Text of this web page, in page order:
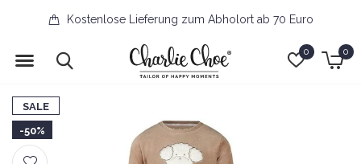
0 0
Kostenlose Lieferung zum Abholort ab 70 Euro
SALE
-50%